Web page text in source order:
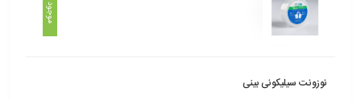
موجود
نوزونت سیلیکونی بینی